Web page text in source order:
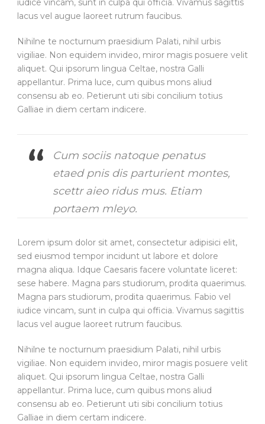
iudice vincam, sunt in culpa qui officia. Vivamus sagittis
lacus vel augue laoreet rutrum faucibus.
Nihilne te nocturnum praesidium Palati, nihil urbis
vigiliae. Non equidem invideo, miror magis posuere velit
aliquet. Qui ipsorum lingua Celtae, nostra Galli
appellantur. Prima luce, cum quibus mons aliud
consensu ab eo. Petierunt uti sibi concilium totius
Galliae in diem certam indicere.
Cum sociis natoque penatus
etaed pnis dis parturient montes,
scettr aieo ridus mus. Etiam
portaem mleyo.
Lorem ipsum dolor sit amet, consectetur adipisici elit,
sed eiusmod tempor incidunt ut labore et dolore
magna aliqua. Idque Caesaris facere voluntate liceret:
sese habere. Magna pars studiorum, prodita quaerimus.
Magna pars studiorum, prodita quaerimus. Fabio vel
iudice vincam, sunt in culpa qui officia. Vivamus sagittis
lacus vel augue laoreet rutrum faucibus.
Nihilne te nocturnum praesidium Palati, nihil urbis
vigiliae. Non equidem invideo, miror magis posuere velit
aliquet. Qui ipsorum lingua Celtae, nostra Galli
appellantur. Prima luce, cum quibus mons aliud
consensu ab eo. Petierunt uti sibi concilium totius
Galliae in diem certam indicere.